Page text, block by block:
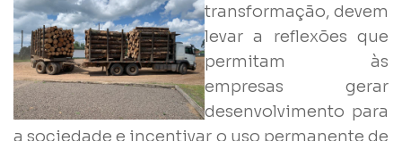
transformação, devem
levar a reflexões que
permitam às
empresas gerar
desenvolvimento para
a sociedade e incentivar o uso permanente de